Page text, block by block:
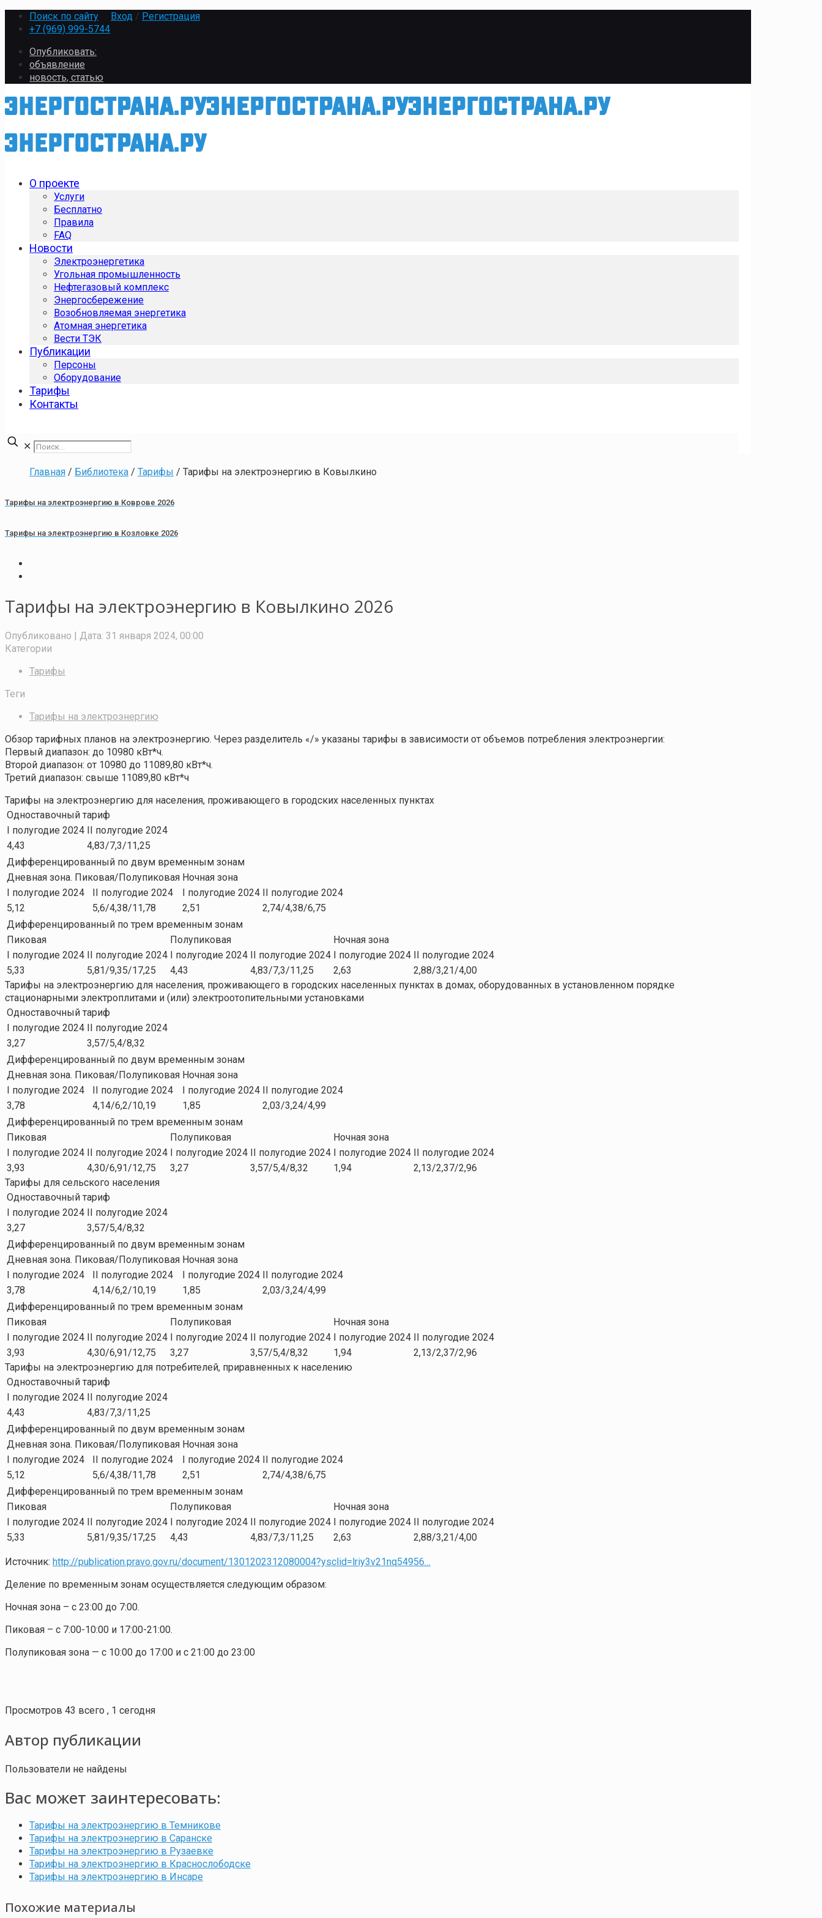
Поиск по сайту Вход / Регистрация
+7 (969) 999-5744
Опубликовать:
объявление
новость, статью
О проекте
Услуги
Бесплатно
Правила
FAQ
Новости
Электроэнергетика
Угольная промышленность
Нефтегазовый комплекс
Энергосбережение
Возобновляемая энергетика
Атомная энергетика
Вести ТЭК
Публикации
Персоны
Оборудование
Тарифы
Контакты
✕
Главная / Библиотека / Тарифы / Тарифы на электроэнергию в Ковылкино
Тарифы на электроэнергию в Коврове 2026
Тарифы на электроэнергию в Козловке 2026
Тарифы на электроэнергию в Ковылкино 2026
Опубликовано | Дата: 31 января 2024, 00:00
Категории
Тарифы
Теги
Тарифы на электроэнергию
Обзор тарифных планов на электроэнергию. Через разделитель «/» указаны тарифы в зависимости от объемов потребления электроэнергии:
Первый диапазон: до 10980 кВт*ч.
Второй диапазон: от 10980 до 11089,80 кВт*ч.
Третий диапазон: свыше 11089,80 кВт*ч
Тарифы на электроэнергию для населения, проживающего в городских населенных пунктах
Одноставочный тариф
I полугодие 2024
II полугодие 2024
4,43
4,83/7,3/11,25
Дифференцированный по двум временным зонам
Дневная зона. Пиковая/Полупиковая Ночная зона
I полугодие 2024
II полугодие 2024 I полугодие 2024
II полугодие 2024
5,12
5,6/4,38/11,78 2,51
2,74/4,38/6,75
Дифференцированный по трем временным зонам
Пиковая
Полупиковая
Ночная зона
I полугодие 2024
II полугодие 2024 I полугодие 2024 II полугодие 2024 I полугодие 2024
II полугодие 2024
5,33
5,81/9,35/17,25 4,43 4,83/7,3/11,25 2,63
2,88/3,21/4,00
Тарифы на электроэнергию для населения, проживающего в городских населенных пунктах в домах, оборудованных в установленном порядке
стационарными электроплитами и (или) электроотопительными установками
Одноставочный тариф
I полугодие 2024
II полугодие 2024
3,27
3,57/5,4/8,32
Дифференцированный по двум временным зонам
Дневная зона. Пиковая/Полупиковая Ночная зона
I полугодие 2024
II полугодие 2024 I полугодие 2024
II полугодие 2024
3,78
4,14/6,2/10,19 1,85
2,03/3,24/4,99
Дифференцированный по трем временным зонам
Пиковая
Полупиковая
Ночная зона
I полугодие 2024
II полугодие 2024 I полугодие 2024 II полугодие 2024 I полугодие 2024
II полугодие 2024
3,93
4,30/6,91/12,75 3,27 3,57/5,4/8,32 1,94
2,13/2,37/2,96
Тарифы для сельского населения
Одноставочный тариф
I полугодие 2024
II полугодие 2024
3,27
3,57/5,4/8,32
Дифференцированный по двум временным зонам
Дневная зона. Пиковая/Полупиковая Ночная зона
I полугодие 2024
II полугодие 2024 I полугодие 2024
II полугодие 2024
3,78
4,14/6,2/10,19 1,85
2,03/3,24/4,99
Дифференцированный по трем временным зонам
Пиковая
Полупиковая
Ночная зона
I полугодие 2024
II полугодие 2024 I полугодие 2024 II полугодие 2024 I полугодие 2024
II полугодие 2024
3,93
4,30/6,91/12,75 3,27 3,57/5,4/8,32 1,94
2,13/2,37/2,96
Тарифы на электроэнергию для потребителей, приравненных к населению
Одноставочный тариф
I полугодие 2024
II полугодие 2024
4,43
4,83/7,3/11,25
Дифференцированный по двум временным зонам
Дневная зона. Пиковая/Полупиковая Ночная зона
I полугодие 2024
II полугодие 2024 I полугодие 2024
II полугодие 2024
5,12
5,6/4,38/11,78 2,51
2,74/4,38/6,75
Дифференцированный по трем временным зонам
Пиковая
Полупиковая
Ночная зона
I полугодие 2024
II полугодие 2024 I полугодие 2024 II полугодие 2024 I полугодие 2024
II полугодие 2024
5,33
5,81/9,35/17,25 4,43 4,83/7,3/11,25 2,63 2,88/3,21/4,00
Источник: http://publication.pravo.gov.ru/document/1301202312080004?ysclid=lriy3v21nq54956…
Деление по временным зонам осуществляется следующим образом:
Ночная зона – с 23:00 до 7:00.
Пиковая – с 7:00-10:00 и 17:00-21:00.
Полупиковая зона — с 10:00 до 17:00 и с 21:00 до 23:00
Просмотров 43 всего , 1 сегодня
Автор публикации
Пользователи не найдены
Вас может заинтересовать:
Тарифы на электроэнергию в Темникове
Тарифы на электроэнергию в Саранске
Тарифы на электроэнергию в Рузаевке
Тарифы на электроэнергию в Краснослободске
Тарифы на электроэнергию в Инсаре
Похожие материалы